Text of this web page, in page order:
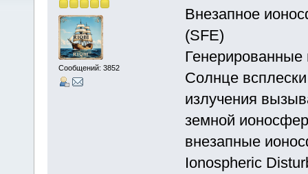
Сообщений: 3852
Внезапное
(SFE)
Солнце всплески
излучения
земной
внезапные
Ionospheric